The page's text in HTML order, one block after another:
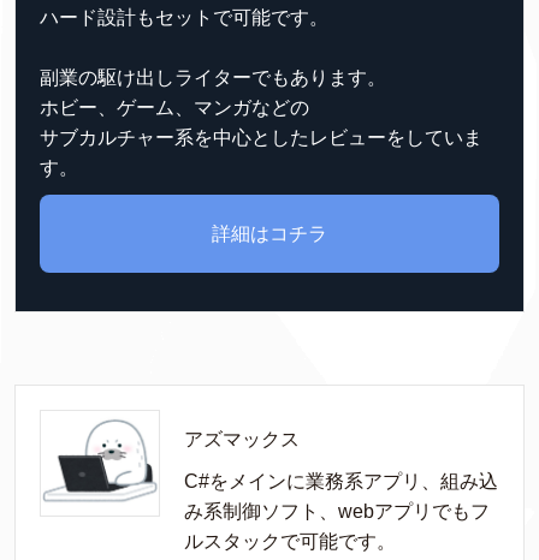
ハード設計もセットで可能です。
副業の駆け出しライターでもあります。
ホビー、ゲーム、マンガなどの
サブカルチャー系を中心としたレビューをしていま
す。
詳細はコチラ
アズマックス
C#をメインに業務系アプリ、組み込
み系制御ソフト、webアプリでもフ
ルスタックで可能です。